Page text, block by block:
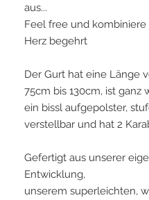
aus...
Feel free und kombiniere
Herz begehrt
Der Gurt hat eine Länge
75cm bis 130cm, ist ganz
ein bissl aufgepolster,
verstellbar und hat 2
Gefertigt aus unserer
Entwicklung,
unserem superleichten,